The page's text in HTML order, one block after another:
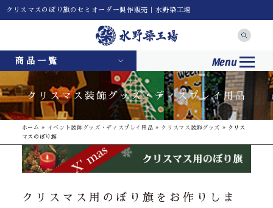
クリスマスのぼり旗のセミオーダー製作販売｜水野染工場
商品一覧 Menu
クリスマス装飾グッズ・ディスプレイ用品
ホーム » イベント装飾グッズ・ディスプレイ用品 » クリスマス装飾グッズ » クリス
マスのぼり旗
クリスマス用のぼり旗をお作りしま